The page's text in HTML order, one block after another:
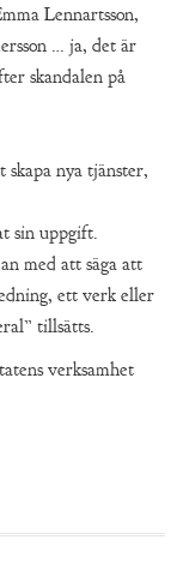
Lennartsson,
… ja, det är
skandalen på
nya tjänster,
sin uppgift.
med att säga att
ett verk eller
tillsätts.
verksamhet